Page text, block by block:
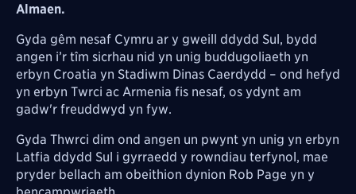
Almaen.
Gyda gêm nesaf Cymru ar y gweill ddydd Sul, bydd
angen i’r tîm sicrhau nid yn unig buddugoliaeth yn
erbyn Croatia yn Stadiwm Dinas Caerdydd – ond hefyd
yn erbyn Twrci ac Armenia fis nesaf, os ydynt am
gadw'r freuddwyd yn fyw.
Gyda Thwrci dim ond angen un pwynt yn unig yn erbyn
Latfia ddydd Sul i gyrraedd y rowndiau terfynol, mae
pryder bellach am obeithion dynion Rob Page yn y